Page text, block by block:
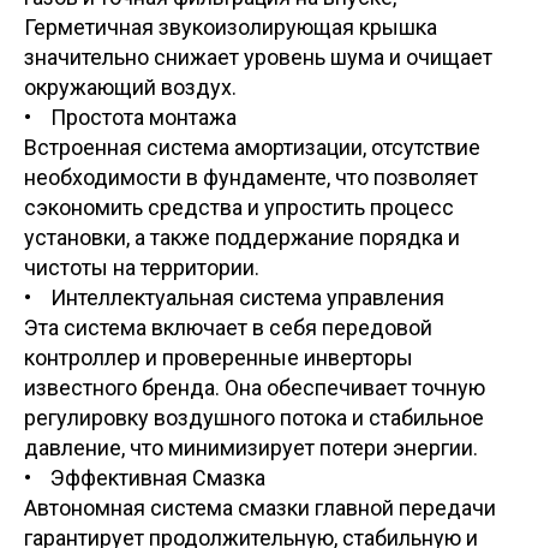
Герметичная звукоизолирующая крышка
значительно снижает уровень шума и очищает
окружающий воздух.
• Простота монтажа
Встроенная система амортизации, отсутствие
необходимости в фундаменте, что позволяет
сэкономить средства и упростить процесс
установки, а также поддержание порядка и
чистоты на территории.
• Интеллектуальная система управления
Эта система включает в себя передовой
контроллер и проверенные инверторы
известного бренда. Она обеспечивает точную
регулировку воздушного потока и стабильное
давление, что минимизирует потери энергии.
• Эффективная Смазка
Автономная система смазки главной передачи
гарантирует продолжительную, стабильную и